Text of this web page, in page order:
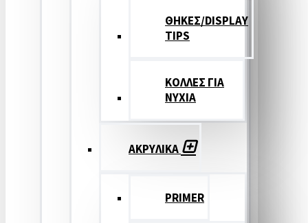
ΘΗΚΕΣ/DISPLAY
TIPS
ΚΟΛΛΕΣ ΓΙΑ
ΝΥΧΙΑ
ΑΚΡΥΛΙΚΑ
PRIMER